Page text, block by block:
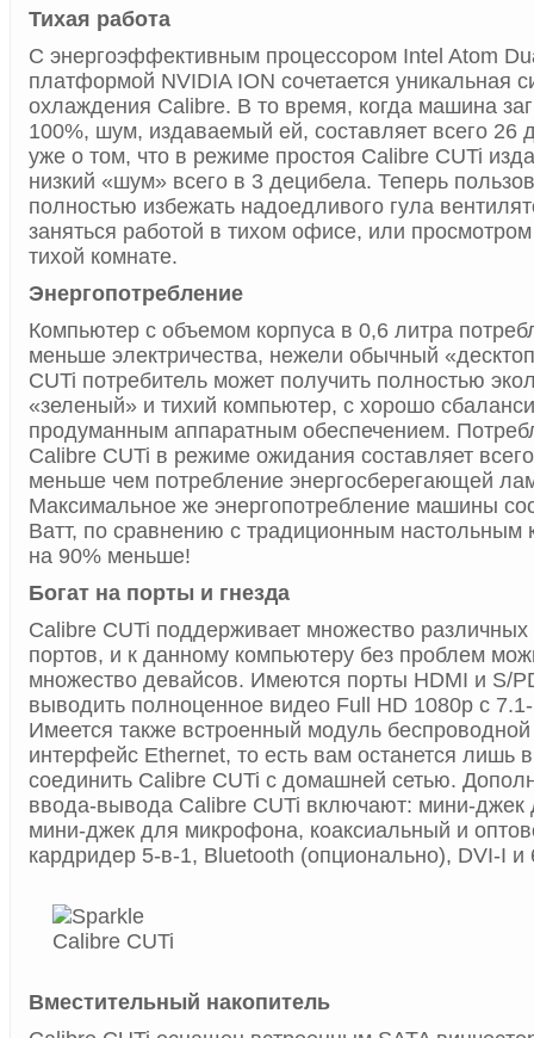
Тихая работа
С энергоэффективным процессором Intel Atom
платформой NVIDIA ION сочетается уникальная
охлаждения Calibre. В то время, когда машина
100%, шум, издаваемый ей, составляет всего 26
уже о том, что в режиме простоя Calibre CUTi
низкий «шум» всего в 3 децибела. Теперь
полностью избежать надоедливого гула
заняться работой в тихом офисе, или
тихой комнате.
Энергопотребление
Компьютер с объемом корпуса в 0,6 литра
меньше электричества, нежели обычный
CUTi потребитель может получить полностью
«зеленый» и тихий компьютер, с хорошо
продуманным аппаратным обеспечением.
Calibre CUTi в режиме ожидания составляет
меньше чем потребление энергосберегающей
Максимальное же энергопотребление машины
Ватт, по сравнению с традиционным настольным
на 90% меньше!
Богат на порты и гнезда
Calibre CUTi поддерживает множество
портов, и к данному компьютеру без проблем
множество девайсов. Имеются порты HDMI и S/
выводить полноценное видео Full HD 1080p с
Имеется также встроенный модуль беспроводной
интерфейс Ethernet, то есть вам останется лишь
соединить Calibre CUTi с домашней сетью.
ввода-вывода Calibre CUTi включают: мини-джек
мини-джек для микрофона, коаксиальный и
кардридер 5-в-1, Bluetooth (опционально), DVI-I и
Вместительный накопитель